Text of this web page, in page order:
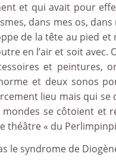
et qui avait pour
dans mes os,
de la tête au pied et
en l’air et soit avec.
et peintures,
et deux sonos
lieu mais qui
se côtoient et
théâtre « du
le syndrome de